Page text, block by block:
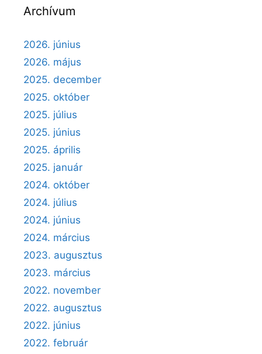
Archívum
2026. június
2026. május
2025. december
2025. október
2025. július
2025. június
2025. április
2025. január
2024. október
2024. július
2024. június
2024. március
2023. augusztus
2023. március
2022. november
2022. augusztus
2022. június
2022. február